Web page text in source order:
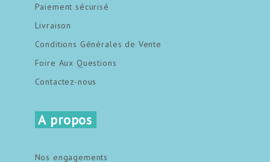
Paiement sécurisé
Livraison
Conditions Générales de Vente
Foire Aux Questions
Contactez-nous
A propos
Nos engagements